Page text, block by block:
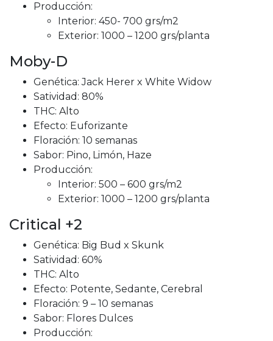
Producción:
Interior: 450- 700 grs/m2
Exterior: 1000 – 1200 grs/planta
Moby-D
Genética: Jack Herer x White Widow
Satividad: 80%
THC: Alto
Efecto: Euforizante
Floración: 10 semanas
Sabor: Pino, Limón, Haze
Producción:
Interior: 500 – 600 grs/m2
Exterior: 1000 – 1200 grs/planta
Critical +2
Genética: Big Bud x Skunk
Satividad: 60%
THC: Alto
Efecto: Potente, Sedante, Cerebral
Floración: 9 – 10 semanas
Sabor: Flores Dulces
Producción: